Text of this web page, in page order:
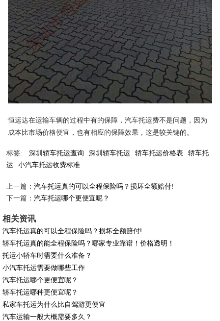
恒运达在运输车辆的过程中有的保障，汽车托运费不是问题，因为
成本比市场价格便宜，也有相应的保障效果，这是较关键的。
标签: 深圳轿车托运查询 深圳轿车托运 轿车托运价格表
轿车托
运
小汽车托运收费标准
上一篇：汽车托运真的可以全程保险吗？损坏全额赔付!
下一篇：汽车托运哪个更便宜呢？
相关资讯
汽车托运真的可以全程保险吗？损坏全额赔付!
轿车托运真的能全程保险吗？哪家专业靠谱！价格透明！
托运小轿车时需要什么准备？
小汽车托运需要做哪些工作
汽车托运哪个更便宜呢？
轿车托运哪种更便宜呢？
私家车托运为什么比自驾游更便宜
汽车运输一般大概需要多久？